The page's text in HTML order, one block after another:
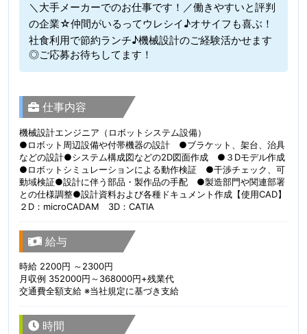
＼大手メーカーでのお仕事です！／働きやすいと評判
の企業☆仲間がいるってウレシイ♪オサイフも喜ぶ！
社食利用で節約ランチ♪機械設計のご経験活かせます
◎ご応募お待ちしてます！
仕事内容
機械設計エンジニア（ロボットシステム設備）
●ロボット周辺設備や付帯機器の設計 ●ブラケット、架台、治具
などの設計●システム構成図などの2D図面作成 ●３Dモデル作成
●ロボットシミュレーションによる動作検証 ●干渉チェック、可
動域検証●設計に伴う部品・製作品の手配 ●製造部門や関連部署
との仕様調整●設計資料および各種ドキュメント作成【使用CAD】
２D：microCADAM 3D：CATIA
給与
時給 2200円 ～2300円
月収例 352000円～368000円+残業代
交通費全額支給 ※当社規定に基づき支給
時間